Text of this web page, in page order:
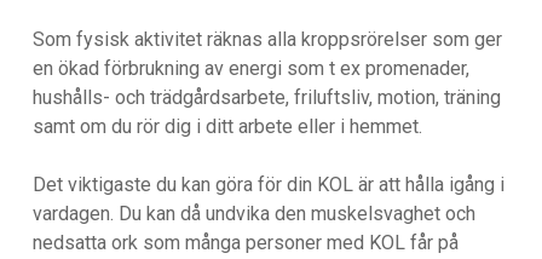
Som fysisk aktivitet räknas alla kroppsrörelser som ger
en ökad förbrukning av energi som t ex promenader,
hushålls- och trädgårdsarbete, friluftsliv, motion, träning
samt om du rör dig i ditt arbete eller i hemmet.
Det viktigaste du kan göra för din KOL är att hålla igång i
vardagen. Du kan då undvika den muskelsvaghet och
nedsatta ork som många personer med KOL får på